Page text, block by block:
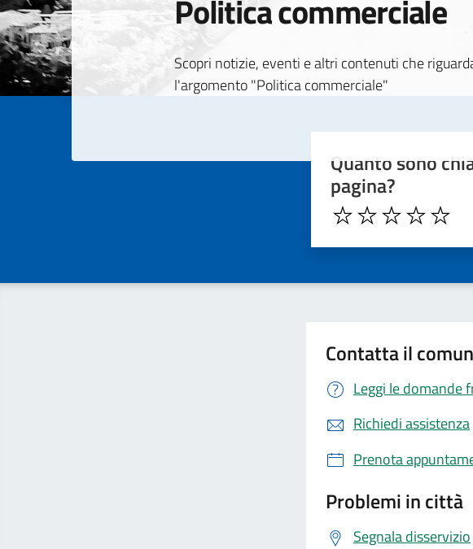
Politica commerciale
Dettagli della notizia
Scopri notizie, eventi e altri contenuti che
l'argomento "Politica commerciale"
Quanto sono
pagina?
Contatta il
Leggi le domande
Richiedi assistenza
Prenota
Problemi in città
Segnala disservizio